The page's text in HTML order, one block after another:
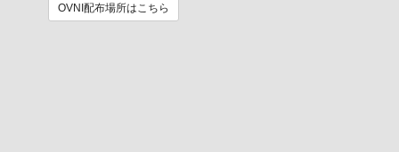
OVNI配布場所はこちら